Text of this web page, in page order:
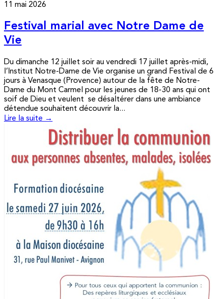
11 mai 2026
Festival marial avec Notre Dame de
Vie
Du dimanche 12 juillet soir au vendredi 17 juillet après-midi,
l’Institut Notre-Dame de Vie organise un grand Festival de 6
jours à Venasque (Provence) autour de la fête de Notre-
Dame du Mont Carmel pour les jeunes de 18-30 ans qui ont
soif de Dieu et veulent se désaltérer dans une ambiance
détendue souhaitent découvrir la...
Lire la suite →